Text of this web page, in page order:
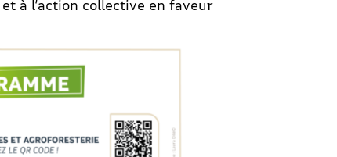
à l’action collective en faveur